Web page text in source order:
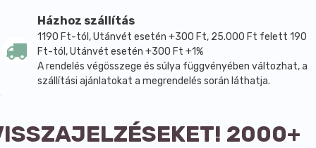
CI 17200 (Red 33), CI 14700 (Red 4), CI 19140
Laureth Sulfate, Sorbitol, Sodium Lauryl Sulfate,
Tetrasodium Etidronate, Lavandula Angustifolia
Házhoz szállítás
1190 Ft-tól, Utánvét esetén +300 Ft, 25.000 Ft felett 190
Ft-tól, Utánvét esetén +300 Ft +1%
A rendelés végösszege és súlya függvényében változhat, a
szállítási ajánlatokat a megrendelés során láthatja.
2000+